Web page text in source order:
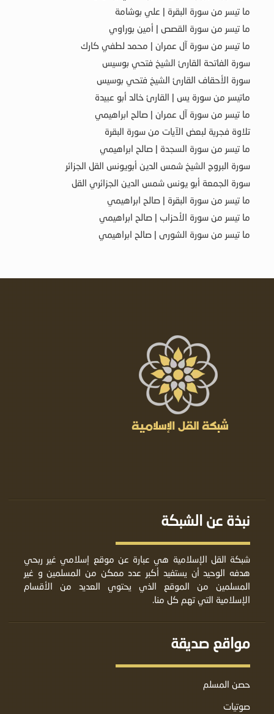
ما تيسر من سورة البقرة | علي بوشامة
ما تيسر من سورة القصص | أمين بوراوي
ما تيسر من سورة آل عمران | محمد لطفي كارك
سورة الفاتحة القارئ الشيخ فتحي بوسيس
سورة الأحقاف القارئ الشيخ فتحي بوسيس
ماتيسر من سورة يس | القارئ خالد أبو عبيدة
ما تيسر من سورة آل عمران | صالح ابراهيمي
تلاوة فجرية لبعض الآيات من سورة البقرة
ما تيسر من سورة السجدة | صالح ابراهيمي
سورة البروج الشيخ شمس الدين أبويونس القل الجزائر
سورة الجمعة أبو يونس شمس الدين الجزائري القل
ما تيسر من سورة البقرة | صالح ابراهيمي
ما تيسر من سورة الأحزاب | صالح ابراهيمي
ما تيسر من سورة الشورى | صالح ابراهيمي
نبذة عن الشبكة
شبكة القل الإسلامية هي عبارة عن موقع إسلامي غير ربحي
هدفه الوحيد أن يستفيد أكبر عدد ممكن من المسلمين و غير
المسلمين من الموقع الذي يحتوي العديد من الأقسام
الإسلامية التي تهم كل منا.
مواقع صديقة
حصن المسلم
صوتيات